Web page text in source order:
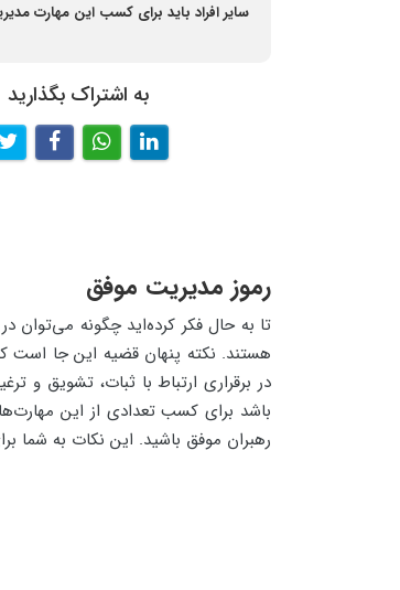
سایر افراد باید برای کسب این مهارت
به اشتراک بگذارید
رموز مدیریت موفق
تا به حال فکر کرده‌اید چگونه می‌توان
هستند. نکته پنهان قضیه این جا است که
در برقراری ارتباط با ثبات، تشویق
باشد برای کسب تعدادی از این
رهبران موفق باشید. این نکات به